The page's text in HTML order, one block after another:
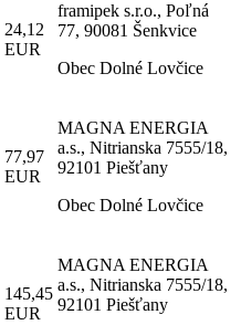
24,12
EUR
framipek s.r.o., Poľná
77, 90081 Šenkvice
Obec Dolné Lovčice
77,97
EUR
MAGNA ENERGIA
a.s., Nitrianska 7555/18,
92101 Piešťany
Obec Dolné Lovčice
145,45
EUR
MAGNA ENERGIA
a.s., Nitrianska 7555/18,
92101 Piešťany